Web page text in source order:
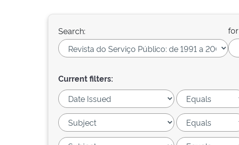
Search: for
Current filters: